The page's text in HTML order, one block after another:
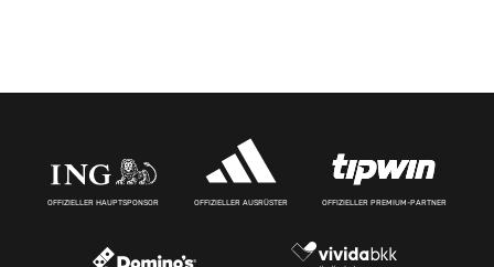
OFFIZIELLER HAUPTSPONSOR OFFIZIELLER AUSRÜSTER OFFIZIELLER PREMIUM-PARTNER